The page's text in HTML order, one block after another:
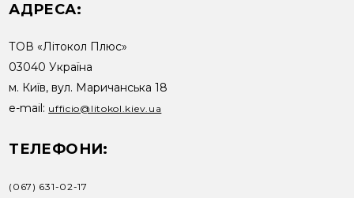
АДРЕСА:
ТОВ «Літокол Плюс»
03040 Україна
м. Київ, вул. Маричанська 18
e-mail: ufficio@litokol.kiev.ua
ТЕЛЕФОНИ:
(067) 631-02-17